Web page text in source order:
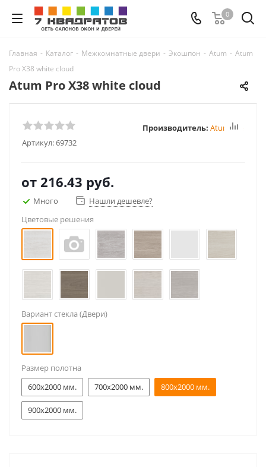
0
Главная - Каталог - Межкомнатные двери - Экошпон - Atum - Atum
Pro Х38 white cloud
Atum Pro Х38 white cloud
Артикул:69732
Производитель: Atum Pro
от 216.43 руб.
Много
Нашли дешевле?
Цветовые решения
Вариант стекла (Двери)
Размер полотна
600x2000 мм.
700x2000 мм. 800x2000 мм.
900x2000 мм.